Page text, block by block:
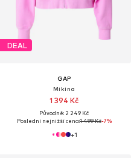
DEAL
GAP
Mikina
1 394 Kč
Původně: 2 249 Kč
Poslední nejnižší cena:1 499 Kč-7%
+1